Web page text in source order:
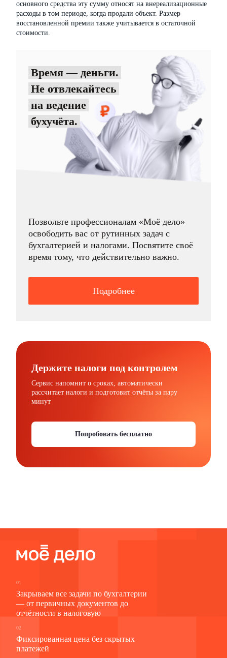
основного средства эту сумму относят на внереализационные
расходы в том периоде, когда продали объект. Размер
восстановленной премии также учитывается в остаточной
стоимости.
Время — деньги.
Не отвлекайтесь
на ведение
бухучёта.
Позвольте профессионалам «Моё дело»
освободить вас от рутинных задач с
бухгалтерией и налогами. Посвятите своё
время тому, что действительно важно.
Подробнее
Держите налоги под контролем
Сервис напомнит о сроках, автоматически
рассчитает налоги и подготовит отчёты за пару
минут
Попробовать бесплатно
01
Закрываем все задачи по бухгалтерии
— от первичных документов до
отчётности в налоговую
02
Фиксированная цена без скрытых
платежей